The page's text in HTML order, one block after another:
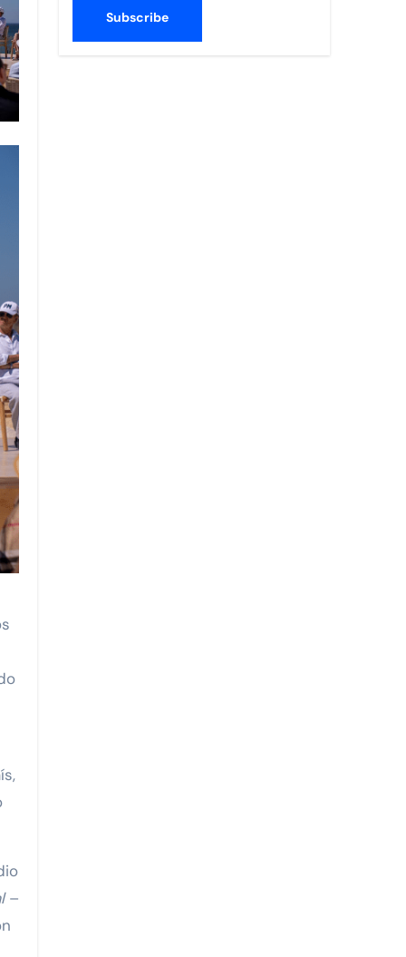
2026
nacionales
FEDERACIÓN MEXICANA DE ASOCIACIONES
–